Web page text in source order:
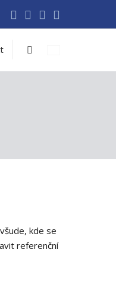
kde se
referenční